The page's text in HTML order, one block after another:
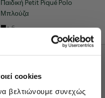
cookies
βελτιώνουμε συνεχώς
Παιδική Petit Piqué Polo
Μπλούζα
+ 6